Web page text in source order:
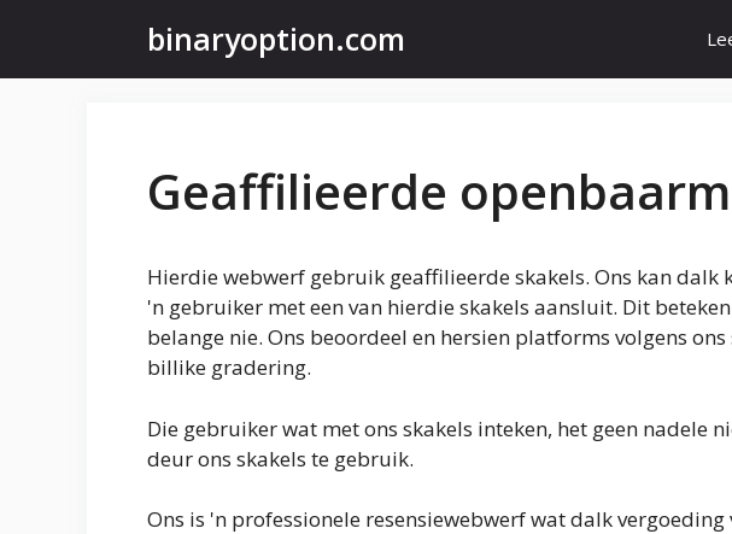
na
binaryoption.com
Geaffilieerde
Hierdie webwerf gebruik geaffilieerde skakels. Ons kan dalk
'n gebruiker met een van hierdie skakels aansluit. Dit
belange nie. Ons beoordeel en hersien platforms volgens
billike gradering.
Die gebruiker wat met ons skakels inteken, het geen nadele
deur ons skakels te gebruik.
Ons is 'n professionele resensiewebwerf wat dalk